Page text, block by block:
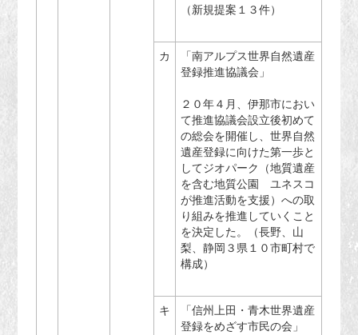
（新規提案１３件）
カ
「南アルプス世界自然遺産
登録推進協議会」
２０年４月、伊那市におい
て推進協議会設立後初めて
の総会を開催し、世界自然
遺産登録に向けた第一歩と
してジオパーク（地質遺産
を含む地質公園 ユネスコ
が推進活動を支援）への取
り組みを推進していくこと
を決定した。（長野、山
梨、静岡３県１０市町村で
構成）
キ
「信州上田・青木世界遺産
登録をめざす市民の会」